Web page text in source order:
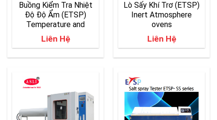
Buồng Kiểm Tra Nhiệt
Độ Độ Ẩm (ETSP)
Temperature and
Humidity Chambers
Liên Hệ
Lò Sấy Khí Trơ (ETSP)
Inert Atmosphere
ovens
Liên Hệ